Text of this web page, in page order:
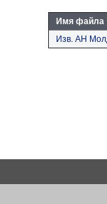
Имя файла
Изв. АН